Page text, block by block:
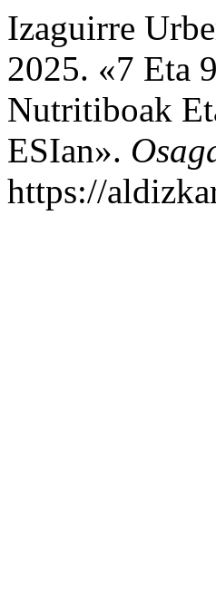
Izaguirre
2025. «7 Eta
Nutritiboak
ESIan».
https://